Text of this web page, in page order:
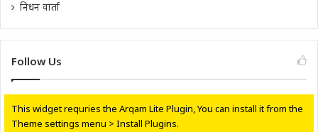
निधन वार्ता
Follow Us
This widget requries the Arqam Lite Plugin, You can install it from the
Theme settings menu > Install Plugins.